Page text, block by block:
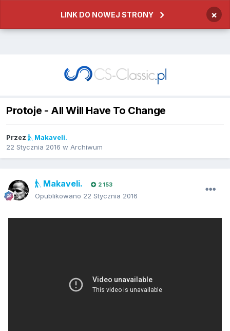
LINK DO NOWEJ STRONY ×
Protoje - All Will Have To Change
Przez
Makaveli.
22 Stycznia 2016 w Archiwum
Makaveli. 2 153
Opublikowano 22 Stycznia 2016